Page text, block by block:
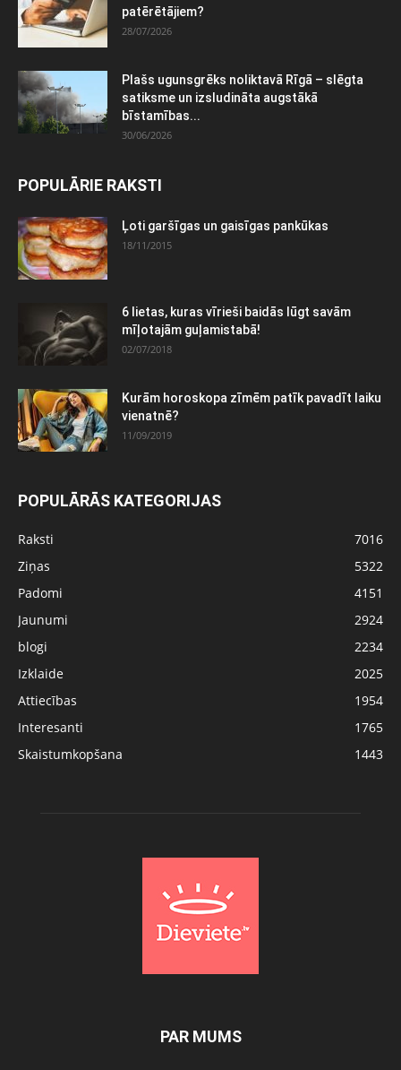
patērētājiem?
28/07/2026
Plašs ugunsgrēks noliktavā Rīgā – slēgta
satiksme un izsludināta augstākā
bīstamības...
30/06/2026
POPULĀRIE RAKSTI
Ļoti garšīgas un gaisīgas pankūkas
18/11/2015
6 lietas, kuras vīrieši baidās lūgt savām
mīļotajām guļamistabā!
02/07/2018
Kurām horoskopa zīmēm patīk pavadīt laiku
vienatnē?
11/09/2019
POPULĀRĀS KATEGORIJAS
Raksti
7016
Ziņas
5322
Padomi
4151
Jaunumi
2924
blogi
2234
Izklaide
2025
Attiecības
1954
Interesanti
1765
Skaistumkopšana
1443
PAR MUMS